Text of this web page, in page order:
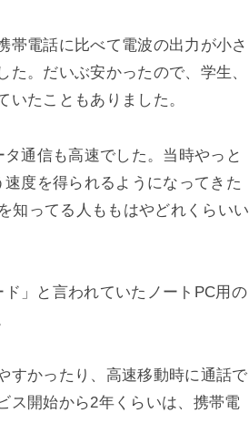
帯電話に比べて電波の出力が小さ
。だいぶ安かったので、学生、
たこともありました。
通信も高速でした。当時やっと
度を得られるようになってきた
知ってる人ももはやどれくらいい
」と言われていたノートPC用の
すかったり、高速移動時に通話で
ス開始から2年くらいは、携帯電